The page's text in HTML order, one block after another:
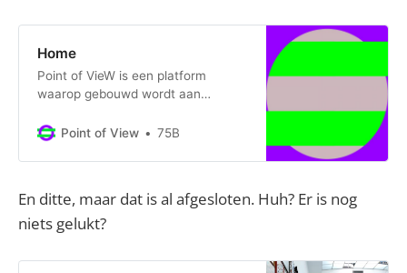
Home
Point of VieW is een platform
waarop gebouwd wordt aan
van vrouwen en het vrouwelijke
en cultuur.
Point of View 75B
En ditte, maar dat is al afgesloten. Huh? Er is nog
niets gelukt?